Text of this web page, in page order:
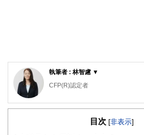
執筆者 : 林智慮 ▼
CFP(R)認定者
確定拠出年金相談ねっと認定FP
る。結婚で専業主婦となるが夫の
目次 [非表示]